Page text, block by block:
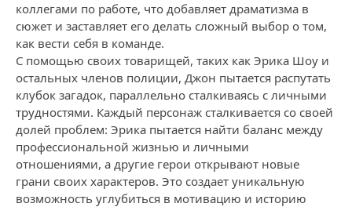
коллегами по работе, что добавляет драматизма в
сюжет и заставляет его делать сложный выбор о том,
как вести себя в команде.
С помощью своих товарищей, таких как Эрика Шоу и
остальных членов полиции, Джон пытается распутать
клубок загадок, параллельно сталкиваясь с личными
трудностями. Каждый персонаж сталкивается со своей
долей проблем: Эрика пытается найти баланс между
профессиональной жизнью и личными
отношениями, а другие герои открывают новые
грани своих характеров. Это создает уникальную
возможность углубиться в мотивацию и историю